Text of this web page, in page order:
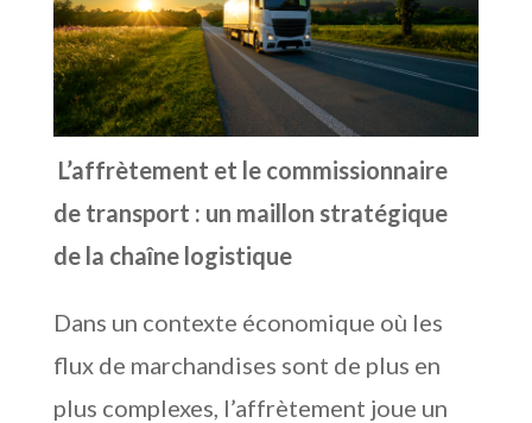
L’affrètement et le commissionnaire
de transport : un maillon stratégique
de la chaîne logistique
Dans un contexte économique où les
flux de marchandises sont de plus en
plus complexes, l’affrètement joue un